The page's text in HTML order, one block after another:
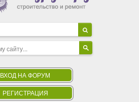
ВХОД НА ФОРУМ
РЕГИСТРАЦИЯ